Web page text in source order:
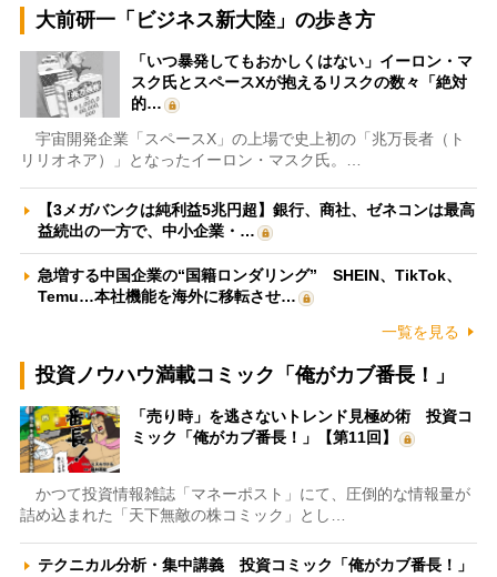
大前研一「ビジネス新大陸」の歩き方
「いつ暴発してもおかしくはない」イーロン・マ
スク氏とスペースXが抱えるリスクの数々「絶対
的…
宇宙開発企業「スペースX」の上場で史上初の「兆万長者（ト
リリオネア）」となったイーロン・マスク氏。…
【3メガバンクは純利益5兆円超】銀行、商社、ゼネコンは最高
益続出の一方で、中小企業・…
急増する中国企業の“国籍ロンダリング” SHEIN、TikTok、
Temu…本社機能を海外に移転させ…
一覧を見る
投資ノウハウ満載コミック「俺がカブ番長！」
「売り時」を逃さないトレンド見極め術 投資コ
ミック「俺がカブ番長！」【第11回】
かつて投資情報雑誌「マネーポスト」にて、圧倒的な情報量が
詰め込まれた「天下無敵の株コミック」とし…
テクニカル分析・集中講義 投資コミック「俺がカブ番長！」